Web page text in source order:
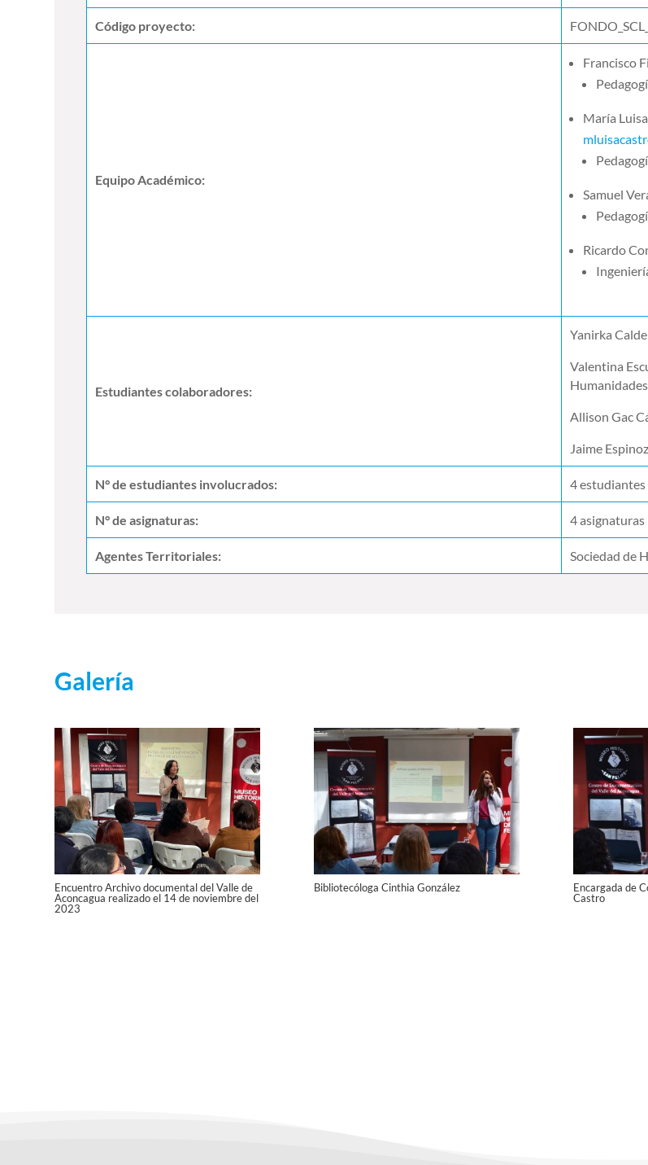
Código proyecto:
Equipo Académico:
Francisco
María
Samuel
Ricardo
Estudiantes colaboradores:
Yanirka
Valentina
Humanidades
Allison Gac
Jaime
N° de estudiantes involucrados: 4 estudiantes
N° de asignaturas: 4 asignaturas
Agentes Territoriales: Sociedad de
Galería
Encuentro Archivo documental del Valle de
Aconcagua realizado el 14 de noviembre del
2023
Bibliotecóloga Cinthia González
Encargada de
Castro